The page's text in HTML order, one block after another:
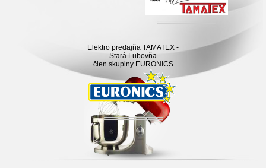
Elektro predajňa TAMATEX -
Stará Ľubovňa
člen skupiny EURONICS